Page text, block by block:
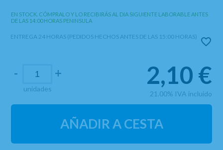
EN STOCK. CÓMPRALO Y LO RECIBIRÁS AL DIA SIGUIENTE LABORABLE ANTES
DE LAS 14:00 HORAS PENINSULA
ENTREGA 24 HORAS (PEDIDOS HECHOS ANTES DE LAS 15:00 HORAS)
-
unidades
+ 2,10 €
21.00% IVA incluido
AÑADIR A CESTA